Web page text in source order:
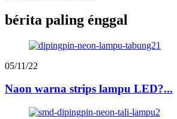
bérita paling énggal
05/11/22
Naon warna strips lampu LED?...